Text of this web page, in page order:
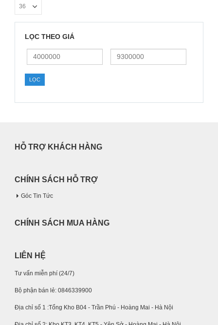
LỌC THEO GIÁ
Giá
nhất
Giá
LỌC
HỖ TRỢ KHÁCH HÀNG
CHÍNH SÁCH HỖ TRỢ
Góc Tin Tức
CHÍNH SÁCH MUA HÀNG
LIÊN HỆ
Tư vấn miễn phí (24/7)
Bộ phận bán lẻ: 0846339900
Địa chỉ số 1 :Tổng Kho B04 - Trần Phú - Hoàng Mai - Hà Nội